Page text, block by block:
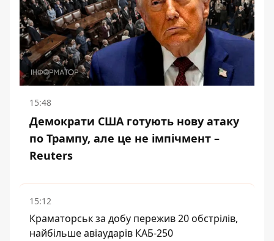
15:48
Демократи США готують нову атаку
по Трампу, але це не імпічмент –
Reuters
15:12
Краматорськ за добу пережив 20 обстрілів,
найбільше авіаударів КАБ-250